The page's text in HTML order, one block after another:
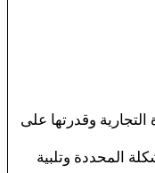
التجارية وقدرتها على
المحددة وتلبية